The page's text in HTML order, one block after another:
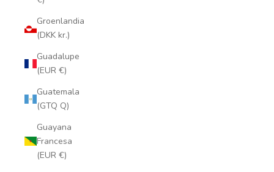
Groenlandia
(DKK kr.)
Guadalupe
(EUR €)
Guatemala
(GTQ Q)
Guayana
Francesa
(EUR €)